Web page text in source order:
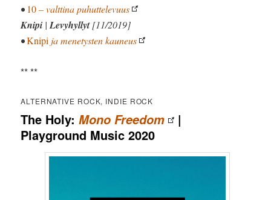
• 10– valttina puhuttelevuus
Knipi |Levyhyllyt[11/2019]
•Knipi ja menetysten kauneus
** **
ALTERNATIVE ROCK, INDIE ROCK
The Holy:Mono Freedom
|
Playground Music 2020